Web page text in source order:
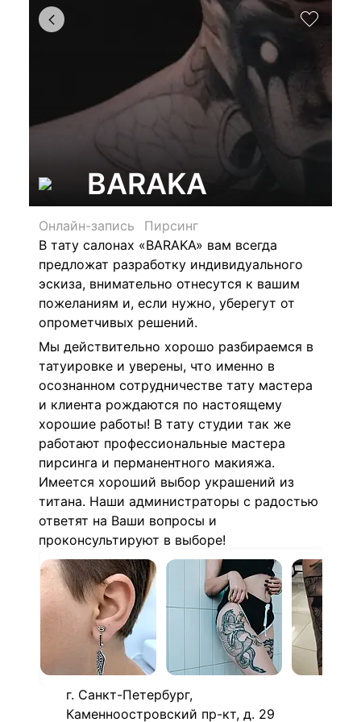
BARAKA
Онлайн-запись
Пирсинг
В тату салонах «BARAKA» вам всегда
предложат разработку индивидуального
эскиза, внимательно отнесутся к вашим
пожеланиям и, если нужно, уберегут от
опрометчивых решений.
Мы действительно хорошо разбираемся в
татуировке и уверены, что именно в
осознанном сотрудничестве тату мастера
и клиента рождаются по настоящему
хорошие работы! В тату студии так же
работают профессиональные мастера
пирсинга и перманентного макияжа.
Имеется хороший выбор украшений из
титана. Наши администраторы с радостью
ответят на Ваши вопросы и
проконсультируют в выборе!
г. Санкт-Петербург,
Каменноостровский пр-кт, д. 29